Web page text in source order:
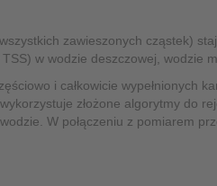
NivuScope 2 – NIVUS
zawieszonych cząstek)
w wodzie deszczowej, wodzie
i całkowicie wypełnionych
złożone algorytmy do
W połączeniu z pomiarem